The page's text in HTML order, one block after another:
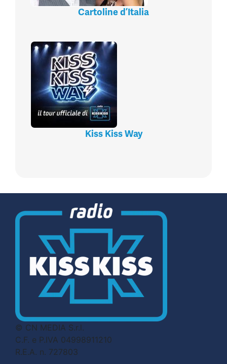
Cartoline d’Italia
Kiss Kiss Way
© CN MEDIA S.r.l.
C.F. e P.IVA 04998911210
R.E.A. n. 727803